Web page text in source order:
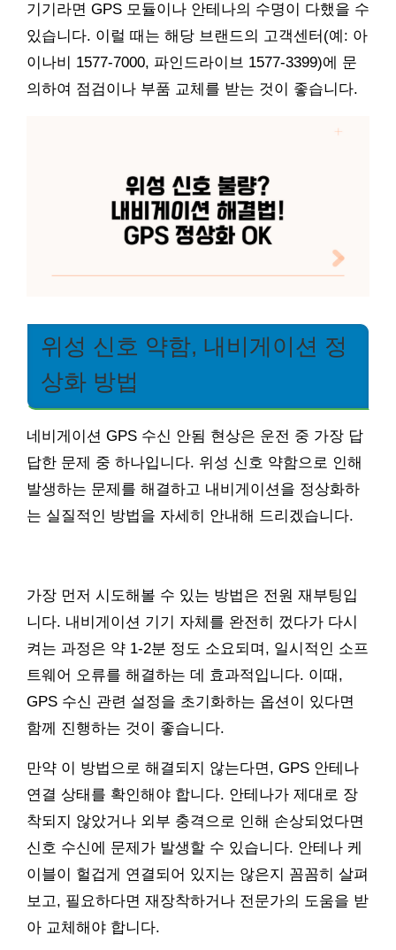
기기라면 GPS 모듈이나 안테나의 수명이 다했을 수
있습니다. 이럴 때는 해당 브랜드의 고객센터(예: 아
이나비 1577-7000, 파인드라이브 1577-3399)에 문
의하여 점검이나 부품 교체를 받는 것이 좋습니다.
위성 신호 약함, 내비게이션 정
상화 방법
네비게이션 GPS 수신 안됨 현상은 운전 중 가장 답
답한 문제 중 하나입니다. 위성 신호 약함으로 인해
발생하는 문제를 해결하고 내비게이션을 정상화하
는 실질적인 방법을 자세히 안내해 드리겠습니다.
가장 먼저 시도해볼 수 있는 방법은 전원 재부팅입
니다. 내비게이션 기기 자체를 완전히 껐다가 다시
켜는 과정은 약 1-2분 정도 소요되며, 일시적인 소프
트웨어 오류를 해결하는 데 효과적입니다. 이때,
GPS 수신 관련 설정을 초기화하는 옵션이 있다면
함께 진행하는 것이 좋습니다.
만약 이 방법으로 해결되지 않는다면, GPS 안테나
연결 상태를 확인해야 합니다. 안테나가 제대로 장
착되지 않았거나 외부 충격으로 인해 손상되었다면
신호 수신에 문제가 발생할 수 있습니다. 안테나 케
이블이 헐겁게 연결되어 있지는 않은지 꼼꼼히 살펴
보고, 필요하다면 재장착하거나 전문가의 도움을 받
아 교체해야 합니다.